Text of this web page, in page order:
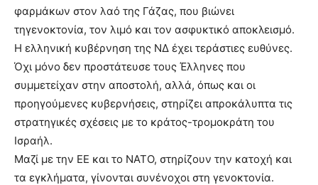
the
of
pain.
pornhun
hd
φαρμάκων στον λαό της Γάζας, που βιώνει
τηγενοκτονία, τον λιμό και τον ασφυκτικό αποκλεισμό.
Η ελληνική κυβέρνηση της ΝΔ έχει τεράστιες ευθύνες.
Όχι μόνο δεν προστάτευσε τους Έλληνες που
συμμετείχαν στην αποστολή, αλλά, όπως και οι
προηγούμενες κυβερνήσεις, στηρίζει απροκάλυπτα τις
στρατηγικές σχέσεις με το κράτος-τρομοκράτη του
Ισραήλ.
Μαζί με την ΕΕ και το ΝΑΤΟ, στηρίζουν την κατοχή και
τα εγκλήματα, γίνονται συνένοχοι στη γενοκτονία.